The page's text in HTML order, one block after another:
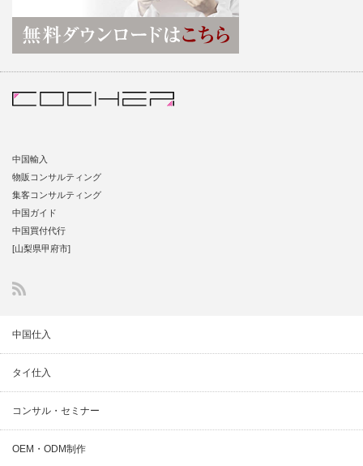
中国輸入
物販コンサルティング
集客コンサルティング
中国ガイド
中国買付代行
[山梨県甲府市]
中国仕入
タイ仕入
コンサル・セミナー
OEM・ODM制作